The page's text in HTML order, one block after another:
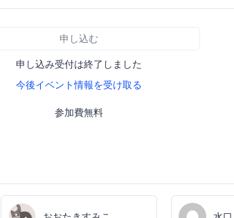
申し込む
申し込み受付は終了しました
今後イベント情報を受け取る
参加費無料